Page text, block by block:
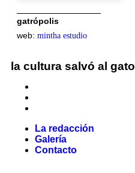
gatrópolis
web: mintha estudio
la cultura salvó al gato
La redacción
Galería
Contacto